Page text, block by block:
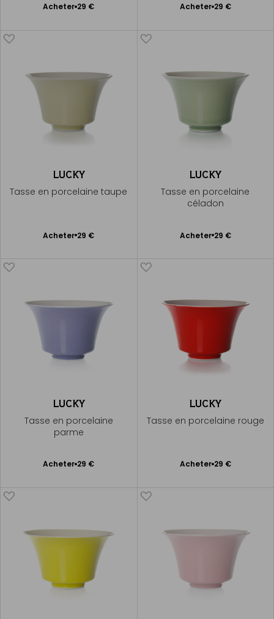
Acheter 29 €
Ajouter
Acheter 29 €
Ajouter
LUCKY
Tasse en porcelaine taupe
Acheter 29 €
Ajouter
LUCKY
Tasse en porcelaine
céladon
Acheter 29 €
Ajouter
LUCKY
Tasse en porcelaine
parme
Acheter 29 €
Ajouter
LUCKY
Tasse en porcelaine rouge
Acheter 29 €
Ajouter